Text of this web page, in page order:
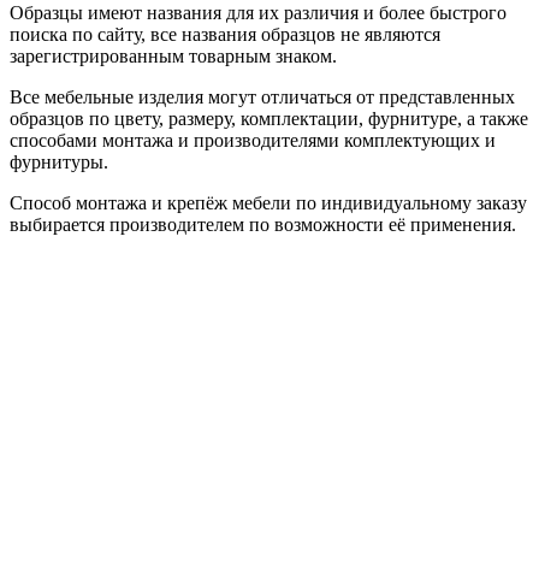
Образцы имеют названия для их различия и более быстрого
поиска по сайту, все названия образцов не являются
зарегистрированным товарным знаком.
Все мебельные изделия могут отличаться от представленных
образцов по цвету, размеру, комплектации, фурнитуре, а также
способами монтажа и производителями комплектующих и
фурнитуры.
Способ монтажа и крепёж мебели по индивидуальному заказу
выбирается производителем по возможности её применения.